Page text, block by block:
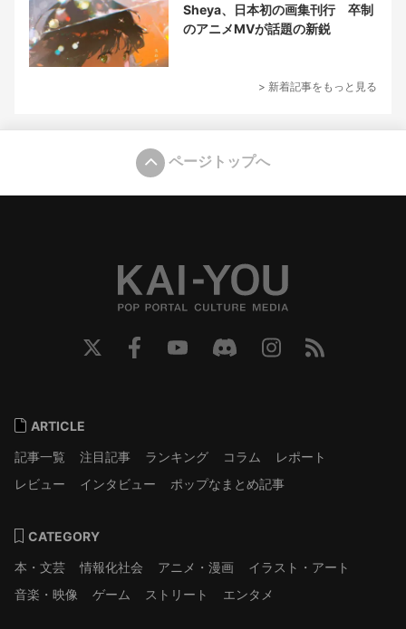
Sheya、日本初の画集刊行 卒制
のアニメMVが話題の新鋭
> 新着記事をもっと見る
ページトップへ
ARTICLE
記事一覧
注目記事 ランキング コラム
レポート
レビュー
インタビュー ポップなまとめ記事
CATEGORY
本・文芸
情報化社会 アニメ・漫画
イラスト・アート
音楽・映像
ゲーム ストリート エンタメ